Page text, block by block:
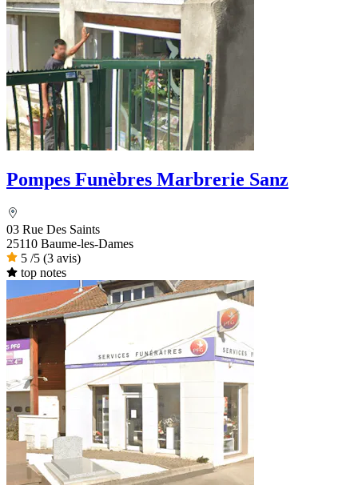
Pompes Funèbres Marbrerie Sanz
03 Rue Des Saints
25110 Baume-les-Dames
5 /5 (3 avis)
top notes